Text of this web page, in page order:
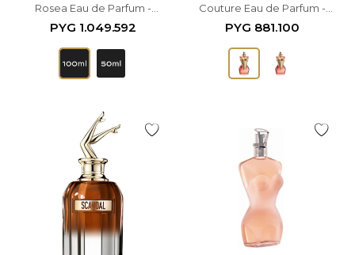
Rosea Eau de Parfum -
100ml - Femenino
PYG 1.049.592
Couture Eau de Parfum -
50ml - Femenino
PYG 881.100